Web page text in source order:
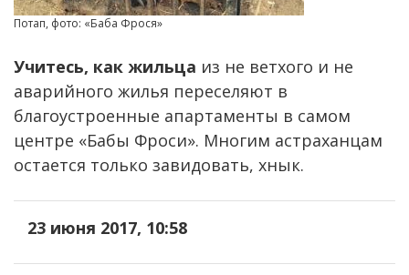
Потап, фото: «Баба Фрося»
Учитесь, как жильца из не ветхого и не
аварийного жилья переселяют в
благоустроенные апартаменты в самом
центре «Бабы Фроси». Многим астраханцам
остается только завидовать, хнык.
23 июня 2017, 10:58